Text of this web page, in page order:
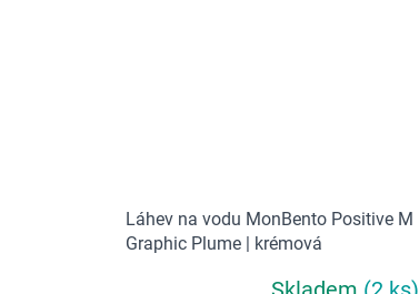
Láhev na vodu MonBento Positive M
Graphic Plume | krémová